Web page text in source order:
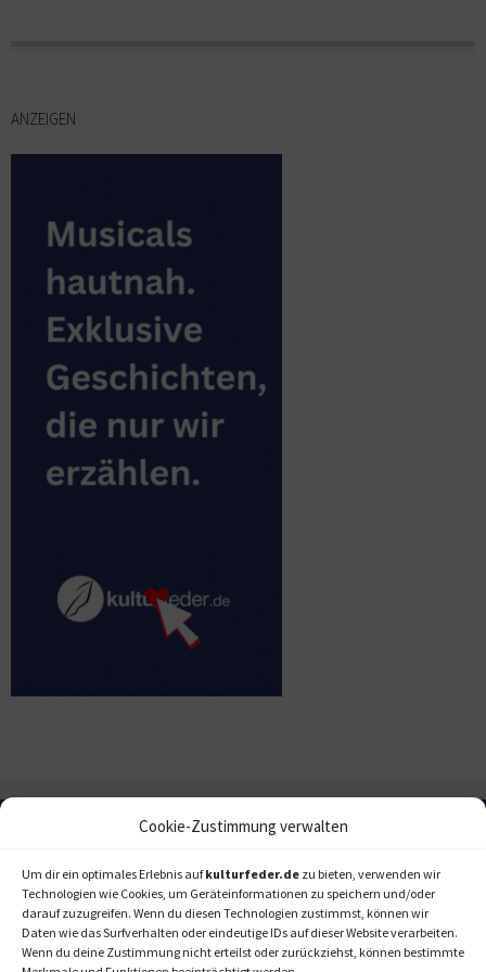
Cookie-Zustimmung verwalten
Um dir ein optimales Erlebnis aufkulturfeder.de zu bieten, verwenden wir
Technologien wie Cookies, um Geräteinformationen zu speichern und/oder
darauf zuzugreifen. Wenn du diesen Technologien zustimmst, können wir
Daten wie das Surfverhalten oder eindeutige IDs auf dieser Website verarbeiten.
Wenn du deine Zustimmung nicht erteilst oder zurückziehst, können bestimmte
ANZEIGEN